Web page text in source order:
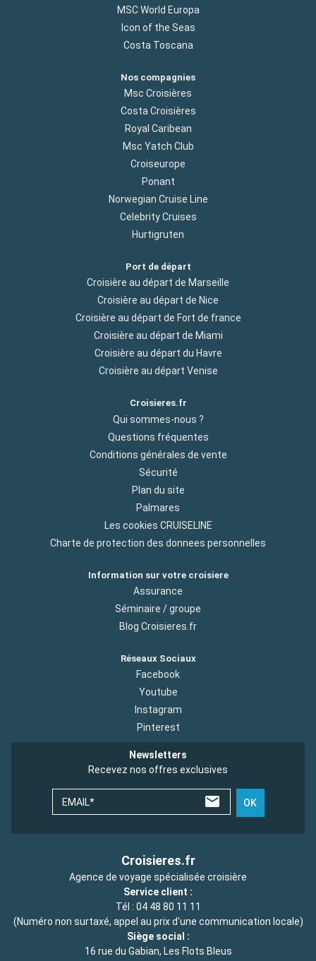
MSC World Europa
Icon of the Seas
Costa Toscana
Nos compagnies
Msc Croisières
Costa Croisières
Royal Caribean
Msc Yatch Club
Croiseurope
Ponant
Norwegian Cruise Line
Celebrity Cruises
Hurtigruten
Port de départ
Croisière au départ de Marseille
Croisière au départ de Nice
Croisière au départ de Fort de france
Croisière au départ de Miami
Croisière au départ du Havre
Croisière au départ Venise
Croisieres.fr
Qui sommes-nous ?
Questions fréquentes
Conditions générales de vente
Sécurité
Plan du site
Palmares
Les cookies CRUISELINE
Charte de protection des donnees personnelles
Information sur votre croisiere
Assurance
Séminaire / groupe
Blog Croisieres.fr
Réseaux Sociaux
Facebook
Youtube
Instagram
Pinterest
Newsletters
Recevez nos offres exclusives
EMAIL* OK
Croisieres.fr
Agence de voyage spécialisée croisière
Service client :
Tél : 04 48 80 11 11
(Numéro non surtaxé, appel au prix d'une communication locale)
Siège social :
16 rue du Gabian, Les Flots Bleus